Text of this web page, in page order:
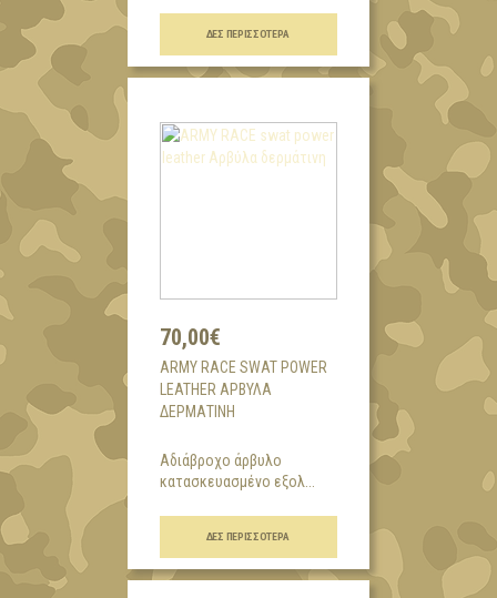
ΔΕΣ ΠΕΡΙΣΣΌΤΕΡΑ
70,00€
ARMY RACE SWAT POWER
LEATHER ΑΡΒΎΛΑ
ΔΕΡΜΆΤΙΝΗ
Αδιάβροχο άρβυλο
κατασκευασμένο εξολ...
ΔΕΣ ΠΕΡΙΣΣΌΤΕΡΑ